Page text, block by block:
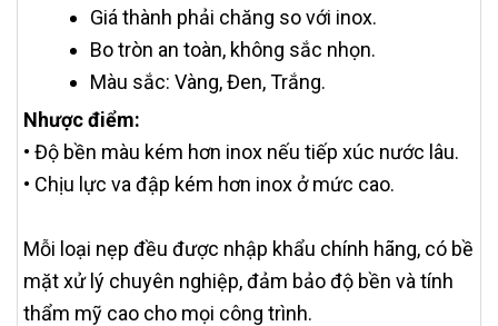
Giá thành phải chăng so với inox.
Bo tròn an toàn, không sắc nhọn.
Màu sắc: Vàng, Đen, Trắng.
Nhược điểm:
• Độ bền màu kém hơn inox nếu tiếp xúc nước lâu.
• Chịu lực va đập kém hơn inox ở mức cao.
Mỗi loại nẹp đều được nhập khẩu chính hãng, có bề
mặt xử lý chuyên nghiệp, đảm bảo độ bền và tính
thẩm mỹ cao cho mọi công trình.